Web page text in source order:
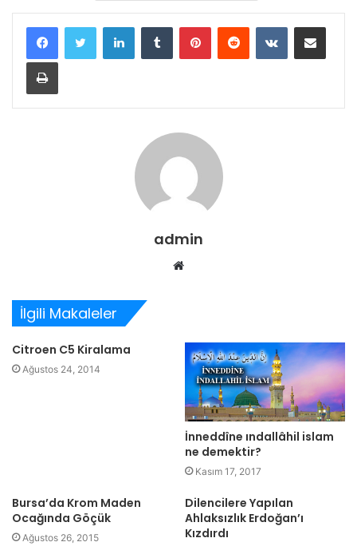
LinkedInTumblr PinterestReddit VKontakteE-Posta ile paylaş
Yazdır
admin
Web
İlgili Makaleler
Citroen C5 Kiralama
Ağustos 24, 2014
İnneddîne ındallâhil islam
ne demektir?
Kasım 17, 2017
Bursa’da Krom Maden
Ocağında Göçük
Ağustos 26, 2015
Dilencilere Yapılan
Ahlaksızlık Erdoğan’ı
Kızdırdı